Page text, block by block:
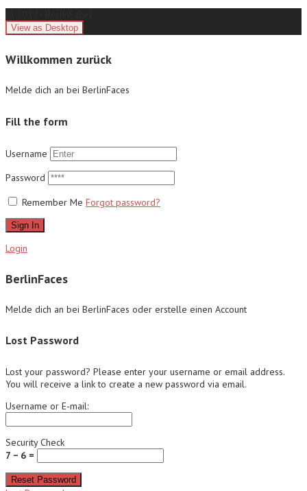
Willkommen zurück
Melde dich an bei BerlinFaces
Fill the form
Username
Password
Remember Me Forgot password?
Sign In
Login
BerlinFaces
Melde dich an bei BerlinFaces oder erstelle einen Account
Lost Password
Lost your password? Please enter your username or email address.
You will receive a link to create a new password via email.
Username or E-mail:
Security Check
7 − 6 =
Reset Password